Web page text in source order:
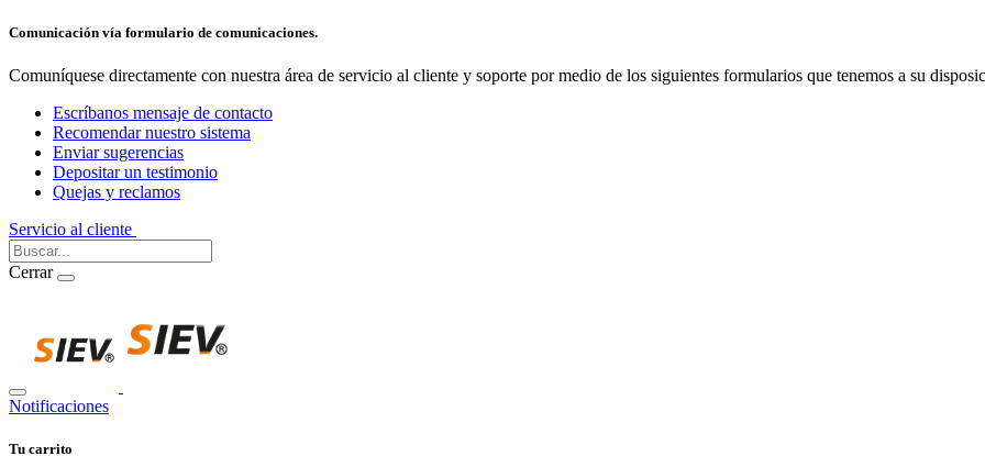
Comunicación vía formulario de comunicaciones.
Comuníquese directamente con nuestra área de servicio al cliente y soporte por medio de los siguientes formularios que tenemos a su
Escríbanos mensaje de contacto
Recomendar nuestro sistema
Enviar sugerencias
Depositar un testimonio
Quejas y reclamos
Servicio al cliente
Cerrar
Notificaciones
Tu carrito